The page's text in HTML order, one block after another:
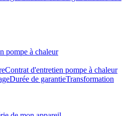
pompe à chaleur
Contrat d'entretien pompe à chaleur
Durée de garantieTransformation